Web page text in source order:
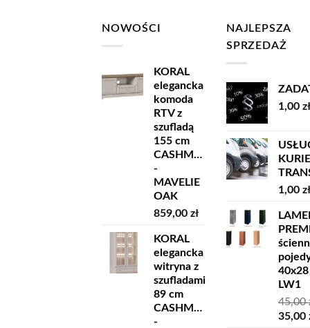
NOWOŚCI
KORAL
elegancka
komoda
RTV z
szufladą
155 cm
CASHMERE
-
MAVELIE
OAK
859,00 zł
KORAL
elegancka
witryna z
szufladami
89 cm
CASHMERE
-
NAJLEPSZA
SPRZEDAŻ
1,00 zł
1,00 zł
40x28
LW1
45,00
35,00